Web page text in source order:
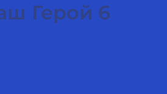
Герой 6